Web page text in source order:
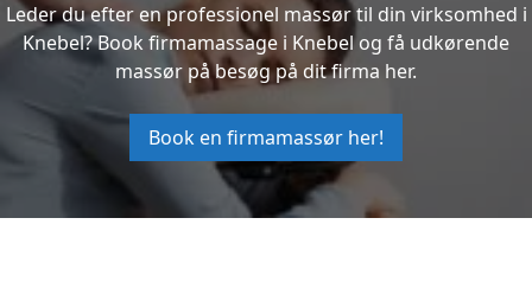
Leder du efter en professionel massør til din virksomhed i
Knebel? Book firmamassage i Knebel og få udkørende
massør på besøg på dit firma her.
Book en firmamassør her!